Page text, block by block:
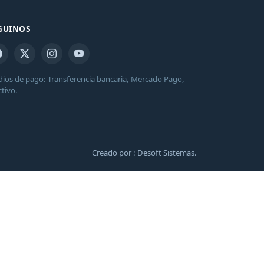
de pago: Transferencia bancaria, Mercado Pago,
Creado por : Desoft Sistemas.